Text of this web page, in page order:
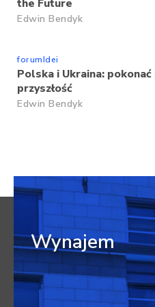
the Future
Edwin Bendyk
forumIdei
Polska i Ukraina:
przyszłość
Edwin Bendyk
Wynajem